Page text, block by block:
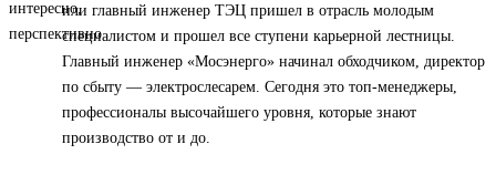
или главный инженер ТЭЦ пришел в отрасль молодым
специалистом и прошел все ступени карьерной лестницы.
Главный инженер «Мосэнерго» начинал обходчиком, директор
по сбыту — электрослесарем. Сегодня это топ-менеджеры,
профессионалы высочайшего уровня, которые знают
производство от и до.